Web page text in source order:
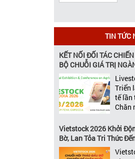
TIN TỨC
KẾT NỐI ĐỐI TÁC
BỘ CHUỖI GIÁ TRỊ
Triển
tế lần
Chăn
tại
đánh
niên
Vietstock 2026 Khởi
Bờ, Lan Tỏa Tri Thức
Trọng Điểm